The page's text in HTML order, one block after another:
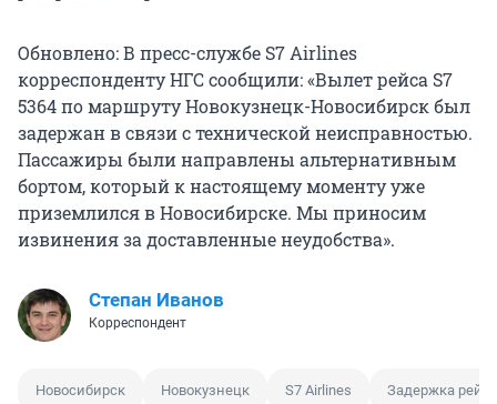
Обновлено: В пресс-службе S7 Airlines
корреспонденту НГС сообщили: «Вылет рейса S7
5364 по маршруту Новокузнецк-Новосибирск был
задержан в связи с технической неисправностью.
Пассажиры были направлены альтернативным
бортом, который к настоящему моменту уже
приземлился в Новосибирске. Мы приносим
извинения за доставленные неудобства».
Степан Иванов
Корреспондент
Новосибирск Новокузнецк S7 Airlines Задержка рейса